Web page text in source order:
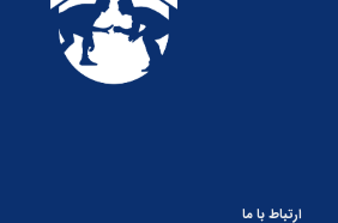
ارتباط با ما